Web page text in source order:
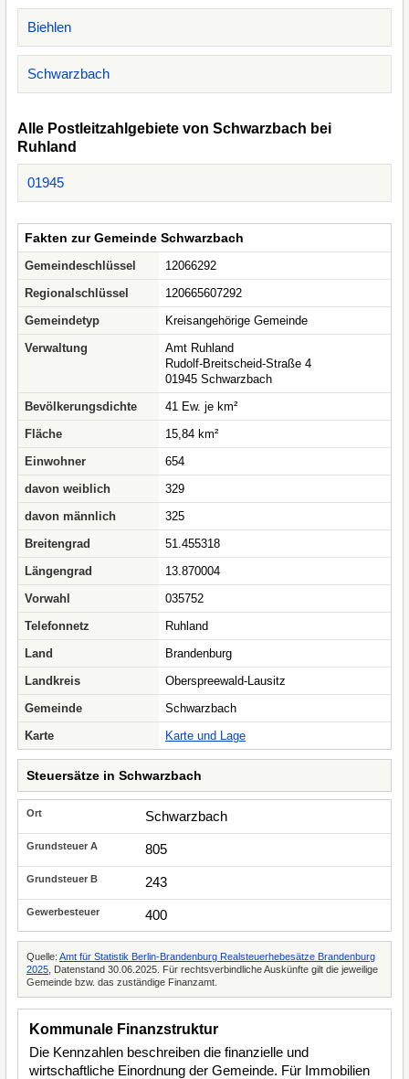
Biehlen
Schwarzbach
Alle Postleitzahlgebiete von Schwarzbach bei
Ruhland
01945
Fakten zur Gemeinde Schwarzbach
Gemeindeschlüssel
12066292
Regionalschlüssel
120665607292
Gemeindetyp
Kreisangehörige Gemeinde
Verwaltung
Amt Ruhland
Rudolf-Breitscheid-Straße 4
01945 Schwarzbach
Bevölkerungsdichte
41 Ew. je km²
Fläche
15,84 km²
Einwohner
654
davon weiblich
329
davon männlich
325
Breitengrad
51.455318
Längengrad
13.870004
Vorwahl
035752
Telefonnetz
Ruhland
Land
Brandenburg
Landkreis
Oberspreewald-Lausitz
Gemeinde
Schwarzbach
Karte
Karte und Lage
Steuersätze in Schwarzbach
Schwarzbach
805
243
400
Quelle: Amt für Statistik Berlin-Brandenburg Realsteuerhebesätze Brandenburg
2025 , Datenstand 30.06.2025. Für rechtsverbindliche Auskünfte gilt die jeweilige
Gemeinde bzw. das zuständige Finanzamt.
Kommunale Finanzstruktur
Die Kennzahlen beschreiben die finanzielle und
wirtschaftliche Einordnung der Gemeinde. Für Immobilien